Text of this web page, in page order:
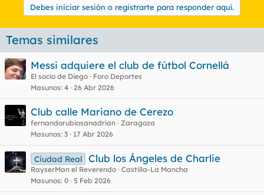
Debes iniciar sesión o registrarte para responder aquí.
Temas similares
Messi adquiere el club de fútbol Cornellá
El socio de Diego
Foro Deportes
Masunos 4 26 Abr 2026
Club calle Mariano de Cerezo
fernandorubiosanadrian
Zaragoza
Masunos 3 17 Abr 2026
Ciudad Real Club los Ángeles de Charlie
RayserMan el Reverendo Castilla-La Mancha
Masunos 0 5 Feb 2026